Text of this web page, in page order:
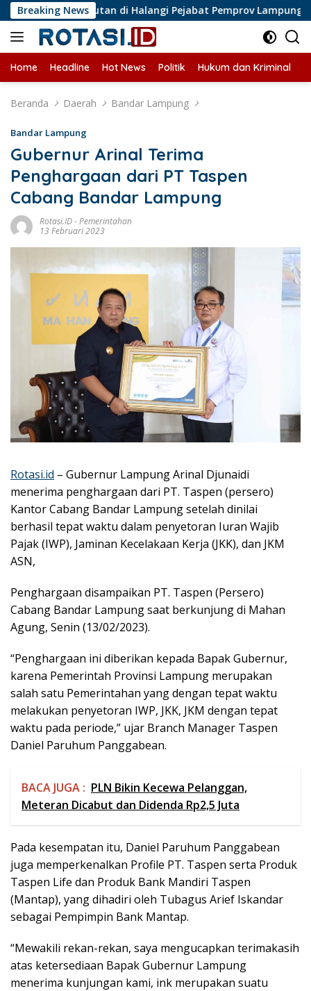
Langsung
ke
konten
Breaking News
Liputan di Halangi Pejabat Pemprov Lampung
Home Headline Hot News Politik Hukum dan Kriminal
Beranda Daerah Bandar Lampung
Bandar Lampung
Gubernur Arinal Terima
Penghargaan dari PT Taspen
Cabang Bandar Lampung
Rotasi.ID-Pemerintahan
13 Februari 2023
Rotasi.id – Gubernur Lampung Arinal Djunaidi
menerima penghargaan dari PT. Taspen (persero)
Kantor Cabang Bandar Lampung setelah dinilai
berhasil tepat waktu dalam penyetoran Iuran Wajib
Pajak (IWP), Jaminan Kecelakaan Kerja (JKK), dan JKM
ASN,
Penghargaan disampaikan PT. Taspen (Persero)
Cabang Bandar Lampung saat berkunjung di Mahan
Agung, Senin (13/02/2023).
“Penghargaan ini diberikan kepada Bapak Gubernur,
karena Pemerintah Provinsi Lampung merupakan
salah satu Pemerintahan yang dengan tepat waktu
melakukan penyetoran IWP, JKK, JKM dengan tepat
waktu pada periode,” ujar Branch Manager Taspen
Daniel Paruhum Panggabean.
BACA JUGA : PLN Bikin Kecewa Pelanggan,
Meteran Dicabut dan Didenda Rp2,5 Juta
Pada kesempatan itu, Daniel Paruhum Panggabean
juga memperkenalkan Profile PT. Taspen serta Produk
Taspen Life dan Produk Bank Mandiri Taspen
(Mantap), yang dihadiri oleh Tubagus Arief Iskandar
sebagai Pempimpin Bank Mantap.
“Mewakili rekan-rekan, saya mengucapkan terimakasih
atas ketersediaan Bapak Gubernur Lampung
menerima kunjungan kami, ink merupakan suatu